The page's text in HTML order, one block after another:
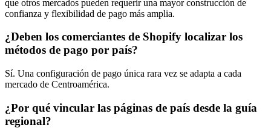
que otros mercados pueden requerir una mayor construcción de
confianza y flexibilidad de pago más amplia.
¿Deben los comerciantes de Shopify localizar los
métodos de pago por país?
Sí. Una configuración de pago única rara vez se adapta a cada
mercado de Centroamérica.
¿Por qué vincular las páginas de país desde la guía
regional?